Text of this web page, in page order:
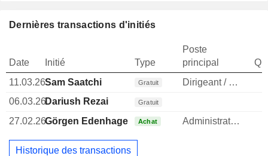
Dernières transactions d'initiés
Date Initié Type
Poste
principal
11.03.26Sam Saatchi Gratuit Dirigeant / cadre principal
06.03.26Dariush Rezai Gratuit
27.02.26Görgen Edenhagen Achat Administrateur
Historique des transactions